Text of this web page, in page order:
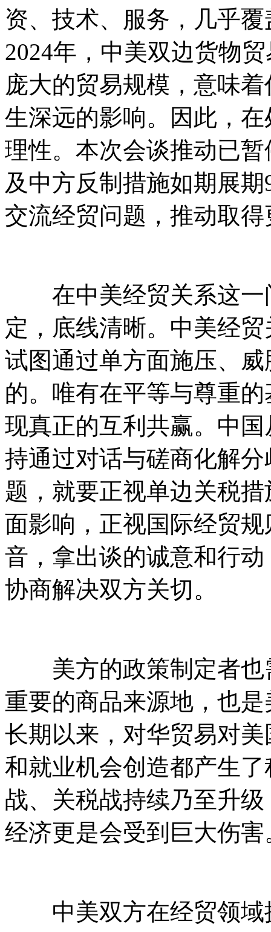
资、技术、服务，几乎
2024年，中美双边货物
庞大的贸易规模，意味
生深远的影响。因此，
理性。本次会谈推动已
及中方反制措施如期展
交流经贸问题，推动取
在中美经贸关系这一
定，底线清晰。中美经
试图通过单方面施压、
的。唯有在平等与尊重
现真正的互利共赢。中
持通过对话与磋商化解
题，就要正视单边关税
面影响，正视国际经贸
音，拿出谈的诚意和行
协商解决双方关切。
美方的政策制定者也
重要的商品来源地，也
长期以来，对华贸易对
和就业机会创造都产生
战、关税战持续乃至升
经济更是会受到巨大伤害
中美双方在经贸领域